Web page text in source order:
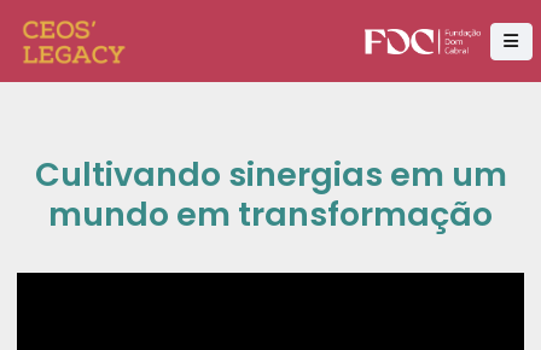
Cultivando sinergias em um
mundo em transformação